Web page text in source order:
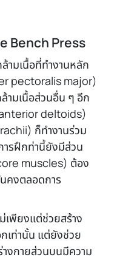
Bench Press
ามเนื้อที่ทำงานหลัก
pectoralis major)
ามเนื้อส่วนอื่น ๆ อีก
deltoids)
ก็ทำงานร่วม
ารฝึกท่านี้ยังมีส่วน
muscles) ต้อง
คงตลอดการ
เพียงแต่ช่วยสร้าง
เท่านั้น แต่ยังช่วย
างกายส่วนบนมีความ